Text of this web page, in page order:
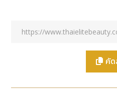
การแข่งขันกีฬาเอเชียนบีช
ชนิดกีฬา (15 ประเภทกีฬา)
เหรียญ ทั้งนี้ นับเป็นครั้งที่ส
คั